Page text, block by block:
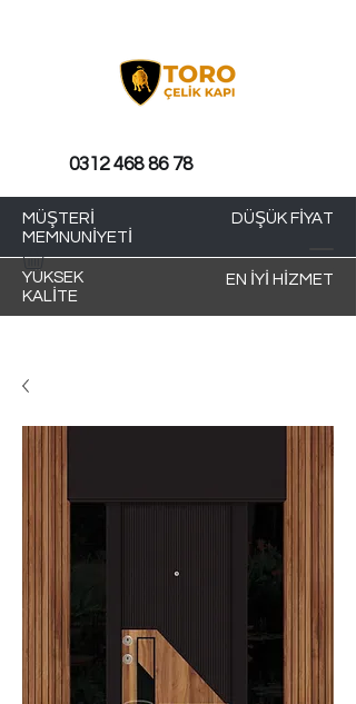
MÜŞTERİ
MEMNUNİYETİ
DÜŞÜK FİYAT
YÜKSEK
KALİTE
EN İYİ HİZMET
0312 468 86 78